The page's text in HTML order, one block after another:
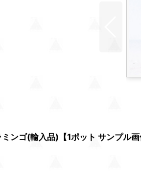
ンゴ(輸入品)【1ポット サンプル